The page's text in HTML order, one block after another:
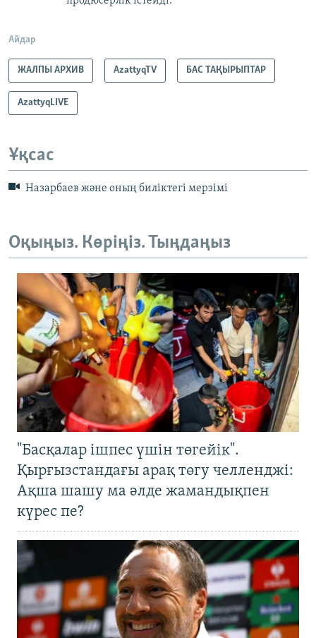
Айдар
ЖАЛПЫ АРХИВ AzattyqTV БАС ТАҚЫРЫПТАР
AzattyqLIVE
Ұқсас
Назарбаев және оның биліктегі мерзімі
Оқыңыз. Көріңіз. Тыңдаңыз
"Басқалар ішпес үшін төгейік".
Қырғызстандағы арақ төгу челленджі:
Ақша шашу ма әлде жамандықпен
күрес пе?